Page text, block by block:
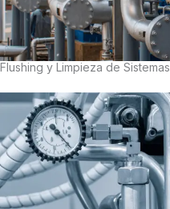
Flushing y Limpieza de Sistemas